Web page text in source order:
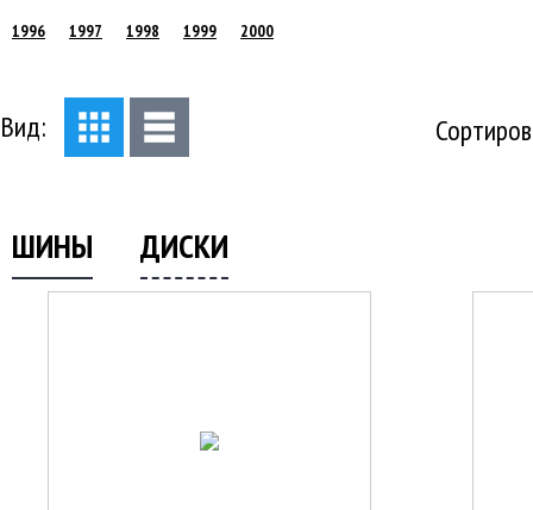
1996 1997 1998 1999 2000
Вид:
ШИНЫ ДИСКИ